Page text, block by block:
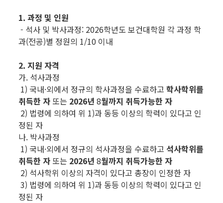
1. 과정 및 인원
- 석사 및 박사과정: 2026학년도 보건대학원 각 과정 학
과(전공)별 정원의 1/10 이내
2. 지원 자격
가. 석사과정
1) 국내·외에서 정규의 학사과정을 수료하고학사학위를
취득한 자 또는 2026년 8월까지 취득가능한 자
2) 법령에 의하여 위 1)과 동등 이상의 학력이 있다고 인
정된 자
나. 박사과정
1) 국내·외에서 정규의 석사과정을 수료하고석사학위를
취득한 자 또는 2026년 8월까지 취득가능한 자
2) 석사학위 이상의 자격이 있다고 총장이 인정한 자
3) 법령에 의하여 위 1)과 동등 이상의 학력이 있다고 인
정된 자